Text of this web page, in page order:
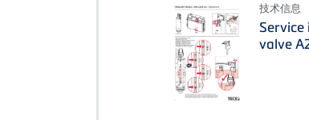
技术信息
valve